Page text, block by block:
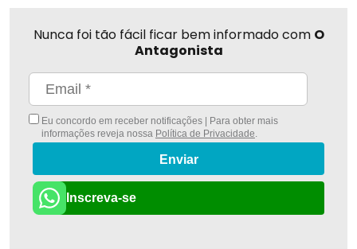
Nunca foi tão fácil ficar bem informado com O
Antagonista
Eu concordo em receber notificações | Para obter mais
informações reveja nossa Política de Privacidade.
Enviar
Inscreva-se